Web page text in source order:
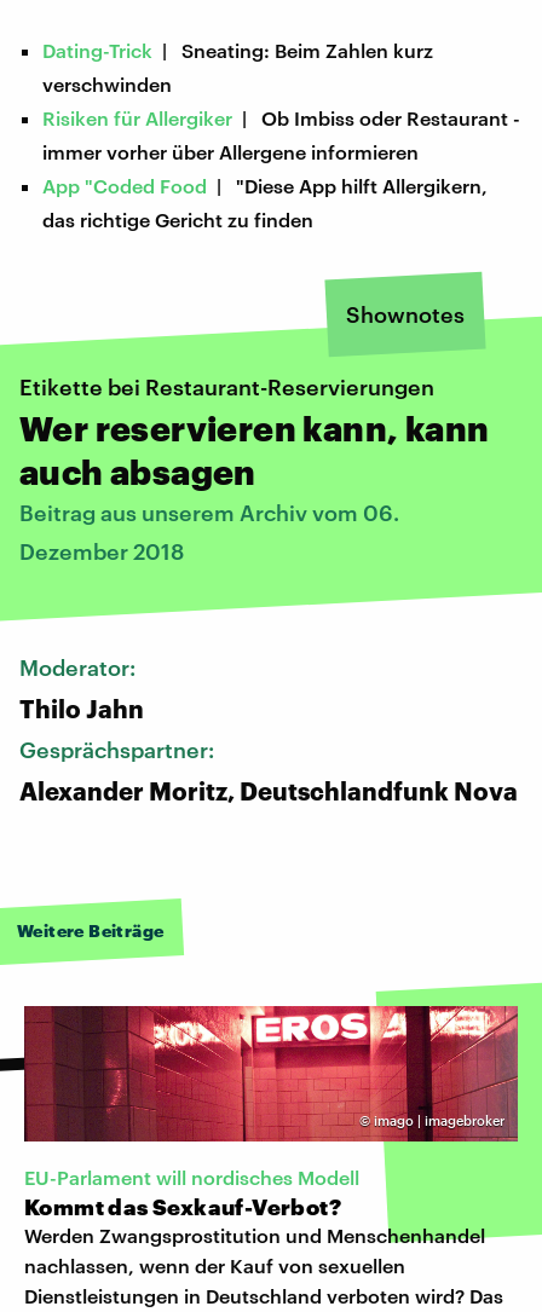
Dating-Trick | Sneating: Beim Zahlen kurz
verschwinden
Risiken für Allergiker | Ob Imbiss oder Restaurant -
immer vorher über Allergene informieren
App "Coded Food | "Diese App hilft Allergikern,
das richtige Gericht zu finden
Shownotes
Etikette bei Restaurant-Reservierungen
Wer reservieren kann, kann
auch absagen
Beitrag aus unserem Archiv vom 06.
Dezember 2018
Moderator:
Thilo Jahn
Gesprächspartner:
Alexander Moritz, Deutschlandfunk Nova
Weitere Beiträge
©imago | imagebroker
EU-Parlament will nordisches Modell
Kommt das Sexkauf-Verbot?
Werden Zwangsprostitution und Menschenhandel
nachlassen, wenn der Kauf von sexuellen
Dienstleistungen in Deutschland verboten wird? Das